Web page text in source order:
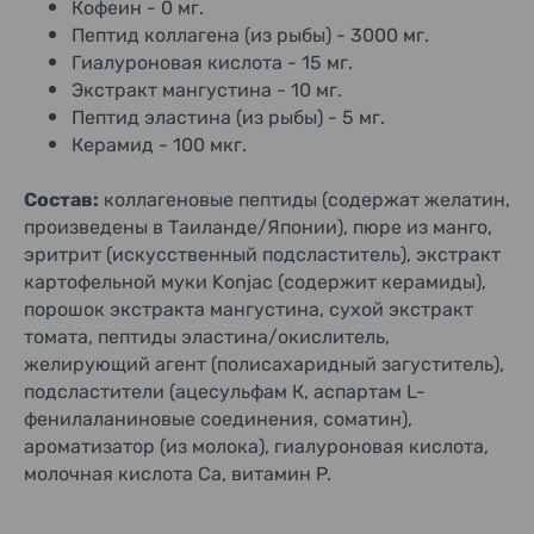
Кофеин - 0 мг.
Пептид коллагена (из рыбы) - 3000 мг.
Гиалуроновая кислота - 15 мг.
Экстракт мангустина - 10 мг.
Пептид эластина (из рыбы) - 5 мг.
Керамид - 100 мкг.
Состав: коллагеновые пептиды (содержат желатин,
произведены в Таиланде/Японии), пюре из манго,
эритрит (искусственный подсластитель), экстракт
картофельной муки Konjac (содержит керамиды),
порошок экстракта мангустина, сухой экстракт
томата, пептиды эластина/окислитель,
желирующий агент (полисахаридный загуститель),
подсластители (ацесульфам К, аспартам L-
фенилаланиновые соединения, соматин),
ароматизатор (из молока), гиалуроновая кислота,
молочная кислота Ca, витамин P.